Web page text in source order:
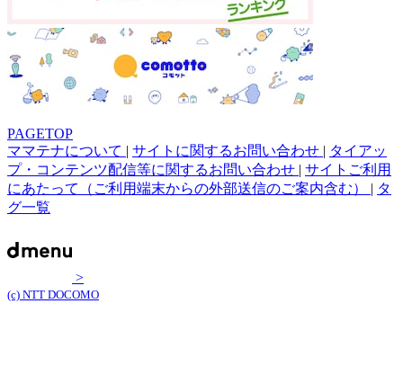
PAGETOP
ママテナについて | サイトに関するお問い合わせ | タイアッ
プ・コンテンツ配信等に関するお問い合わせ | サイトご利用
にあたって（ご利用端末からの外部送信のご案内含む） | タ
グ一覧
>
(c) NTT DOCOMO